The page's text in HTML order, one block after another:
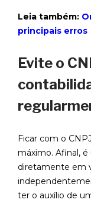
Leia também:
principais erros
Evite o
Ficar com o
máximo. Afinal,
diretamente em
ter o auxílio de